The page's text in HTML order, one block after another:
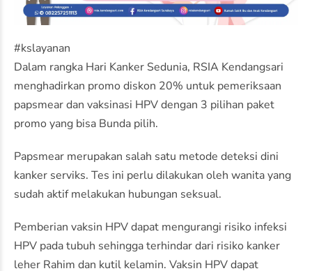
#kslayanan
Dalam rangka Hari Kanker Sedunia, RSIA Kendangsari
menghadirkan promo diskon 20% untuk pemeriksaan
papsmear dan vaksinasi HPV dengan 3 pilihan paket
promo yang bisa Bunda pilih.
Papsmear merupakan salah satu metode deteksi dini
kanker serviks. Tes ini perlu dilakukan oleh wanita yang
sudah aktif melakukan hubungan seksual.
Pemberian vaksin HPV dapat mengurangi risiko infeksi
HPV pada tubuh sehingga terhindar dari risiko kanker
leher Rahim dan kutil kelamin. Vaksin HPV dapat